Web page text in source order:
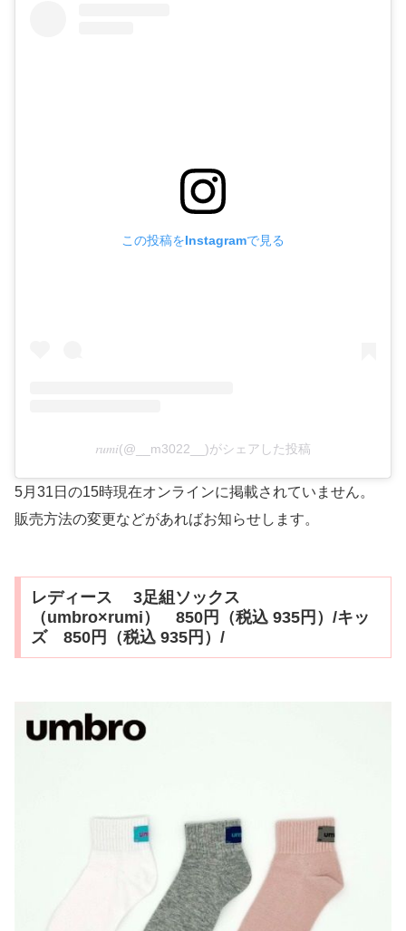
この投稿をInstagramで見る
𝑟𝑢𝑚𝑖(@__m3022__)がシェアした投稿
5月31日の15時現在オンラインに掲載されていません。
販売方法の変更などがあればお知らせします。
レディース 3足組ソックス
（umbro×rumi） 850円（税込 935円）/キッ
ズ 850円（税込 935円）/